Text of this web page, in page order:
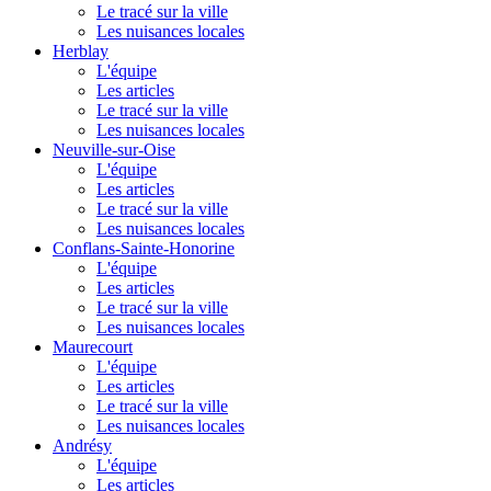
Le tracé sur la ville
Les nuisances locales
Herblay
L'équipe
Les articles
Le tracé sur la ville
Les nuisances locales
Neuville-sur-Oise
L'équipe
Les articles
Le tracé sur la ville
Les nuisances locales
Conflans-Sainte-Honorine
L'équipe
Les articles
Le tracé sur la ville
Les nuisances locales
Maurecourt
L'équipe
Les articles
Le tracé sur la ville
Les nuisances locales
Andrésy
L'équipe
Les articles